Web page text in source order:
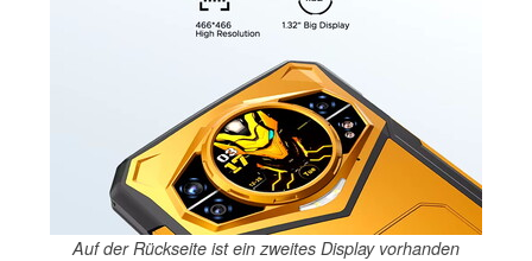
Auf der Rückseite ist ein zweites Display vorhanden